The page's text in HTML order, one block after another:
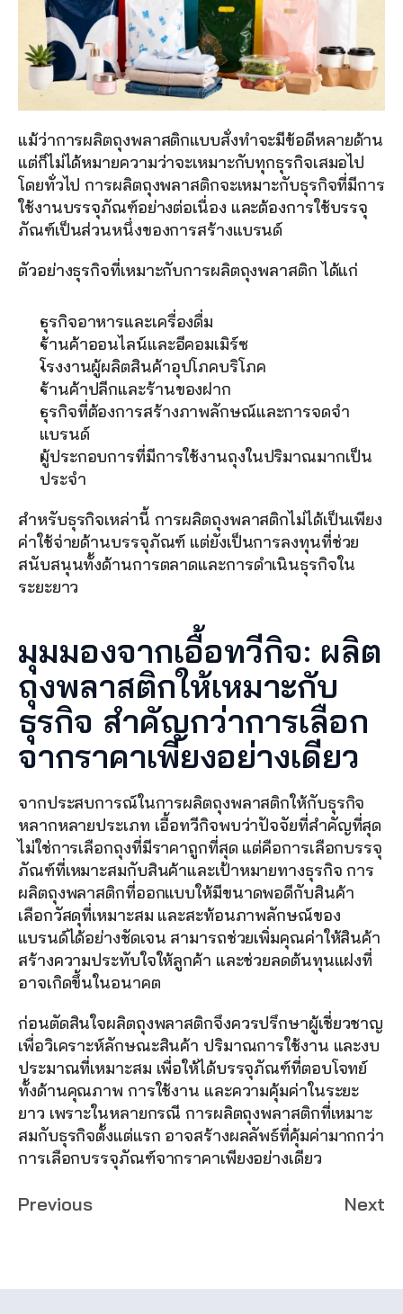
แม้ว่าการผลิตถุงพลาสติกแบบสั่งทำจะมีข้อดีหลายด้าน
แต่ก็ไม่ได้หมายความว่าจะเหมาะกับทุกธุรกิจเสมอไป
โดยทั่วไป การผลิตถุงพลาสติกจะเหมาะกับธุรกิจที่มีการ
ใช้งานบรรจุภัณฑ์อย่างต่อเนื่อง และต้องการใช้บรรจุ
ภัณฑ์เป็นส่วนหนึ่งของการสร้างแบรนด์
ตัวอย่างธุรกิจที่เหมาะกับการผลิตถุงพลาสติก ได้แก่
ธุรกิจอาหารและเครื่องดื่ม
ร้านค้าออนไลน์และอีคอมเมิร์ซ
โรงงานผู้ผลิตสินค้าอุปโภคบริโภค
ร้านค้าปลีกและร้านของฝาก
ธุรกิจที่ต้องการสร้างภาพลักษณ์และการจดจำ
แบรนด์
ผู้ประกอบการที่มีการใช้งานถุงในปริมาณมากเป็น
ประจำ
สำหรับธุรกิจเหล่านี้ การผลิตถุงพลาสติกไม่ได้เป็นเพียง
ค่าใช้จ่ายด้านบรรจุภัณฑ์ แต่ยังเป็นการลงทุนที่ช่วย
สนับสนุนทั้งด้านการตลาดและการดำเนินธุรกิจใน
ระยะยาว
มุมมองจากเอื้อทวีกิจ: ผลิต
ถุงพลาสติกให้เหมาะกับ
ธุรกิจ สำคัญกว่าการเลือก
จากราคาเพียงอย่างเดียว
จากประสบการณ์ในการผลิตถุงพลาสติกให้กับธุรกิจ
หลากหลายประเภท เอื้อทวีกิจพบว่าปัจจัยที่สำคัญที่สุด
ไม่ใช่การเลือกถุงที่มีราคาถูกที่สุด แต่คือการเลือกบรรจุ
ภัณฑ์ที่เหมาะสมกับสินค้าและเป้าหมายทางธุรกิจ การ
ผลิตถุงพลาสติกที่ออกแบบให้มีขนาดพอดีกับสินค้า
เลือกวัสดุที่เหมาะสม และสะท้อนภาพลักษณ์ของ
แบรนด์ได้อย่างชัดเจน สามารถช่วยเพิ่มคุณค่าให้สินค้า
สร้างความประทับใจให้ลูกค้า และช่วยลดต้นทุนแฝงที่
อาจเกิดขึ้นในอนาคต
ก่อนตัดสินใจผลิตถุงพลาสติกจึงควรปรึกษาผู้เชี่ยวชาญ
เพื่อวิเคราะห์ลักษณะสินค้า ปริมาณการใช้งาน และงบ
ประมาณที่เหมาะสม เพื่อให้ได้บรรจุภัณฑ์ที่ตอบโจทย์
ทั้งด้านคุณภาพ การใช้งาน และความคุ้มค่าในระยะ
ยาว เพราะในหลายกรณี การผลิตถุงพลาสติกที่เหมาะ
สมกับธุรกิจตั้งแต่แรก อาจสร้างผลลัพธ์ที่คุ้มค่ามากกว่า
การเลือกบรรจุภัณฑ์จากราคาเพียงอย่างเดียว
Previous Next